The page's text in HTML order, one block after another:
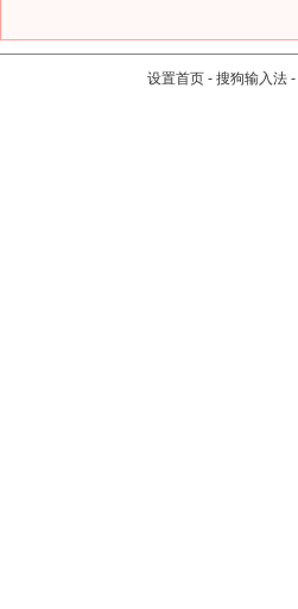
设置首页 - 搜狗输入法 -